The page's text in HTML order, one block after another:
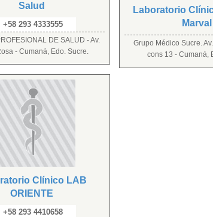
Salud
+58 293 4333555
DE SALUD - Av.
- Cumaná, Edo. Sucre.
Laboratorio
Marval
Grupo Médico Sucre.
cons 13 - Cumaná,
Clínico LAB
ORIENTE
+58 293 4410658